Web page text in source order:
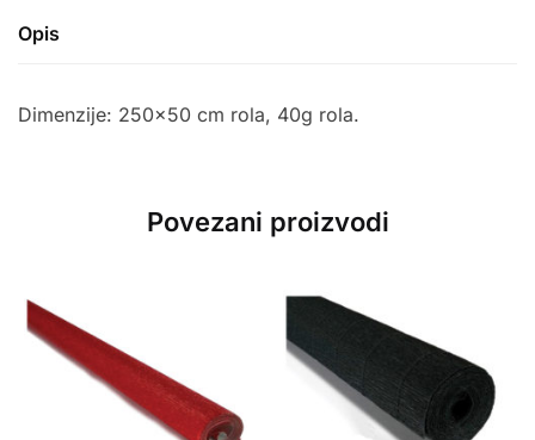
Opis
Dimenzije: 250×50 cm rola, 40g rola.
Povezani proizvodi